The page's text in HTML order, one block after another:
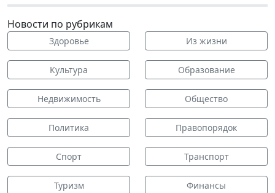
Новости по рубрикам
Здоровье Из жизни
Культура Образование
Недвижимость Общество
Политика Правопорядок
Спорт Транспорт
Туризм Финансы